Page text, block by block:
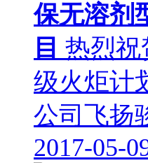
保无溶剂
目 热烈祝
级火炬计
公司飞扬
2017-05-